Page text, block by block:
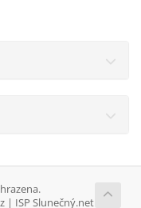
| ISP Slunečný.net